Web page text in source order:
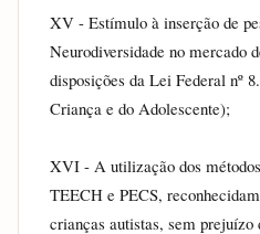
XV - Estímulo à inserção de
Neurodiversidade no mercado
disposições da Lei Federal nº
Criança e do Adolescente);
XVI - A utilização dos
TEECH e PECS,
crianças autistas, sem prejuízo